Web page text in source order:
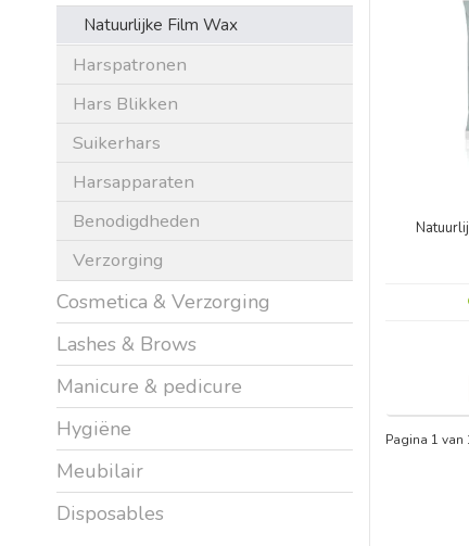
Natuurlijke Film Wax
Harspatronen
Hars Blikken
Suikerhars
Harsapparaten
Benodigdheden
Verzorging
Cosmetica & Verzorging
Lashes & Brows
Manicure & pedicure
Hygiëne
Meubilair
Disposables
Pagina 1 van